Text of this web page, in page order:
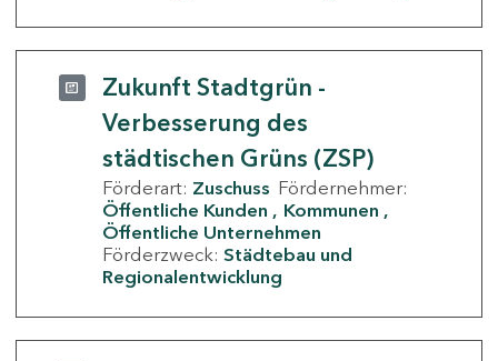
Zukunft Stadtgrün -
Verbesserung des
städtischen Grüns (ZSP)
Förderart: Zuschuss Fördernehmer:
Öffentliche Kunden
Kommunen
Öffentliche Unternehmen
Förderzweck: Städtebau und
Regionalentwicklung